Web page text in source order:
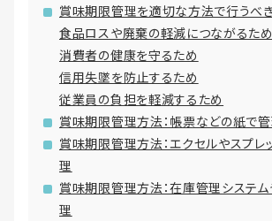
賞味期限管理を適切な方法で行うべ
食品ロスや廃棄の軽減につながるため
消費者の健康を守るため
信用失墜を防止するため
従業員の負担を軽減するため
賞味期限管理方法：帳票などの紙で
賞味期限管理方法：エクセルやスプレ
理
賞味期限管理方法：在庫管理システム
理